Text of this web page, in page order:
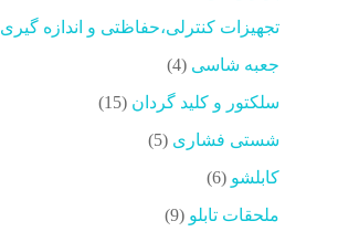
محصولات
تجهیزات کنترلی،حفاظتی و اندازه گیری
جعبه شاسی 4
4
محصولات
سلکتور و کلید گردان 15
15
شستی فشاری 5
5
کابلشو 6
6
محصولات
ملحقات تابلو 9
9